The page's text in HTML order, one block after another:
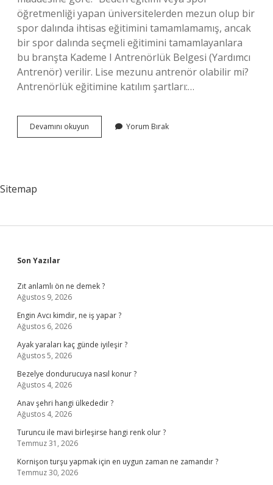
öğretmenliği yapan üniversitelerden mezun olup bir
spor dalında ihtisas eğitimini tamamlamamış, ancak
bir spor dalında seçmeli eğitimini tamamlayanlara
bu branşta Kademe I Antrenörlük Belgesi (Yardımcı
Antrenör) verilir. Lise mezunu antrenör olabilir mi?
Antrenörlük eğitimine katılım şartları:…
Devamını okuyun Antrenör
Olmak
Yorum Bırak
Sitemap
Sidebar
Son Yazılar
Zıt anlamlı ön ne demek ?
Ağustos 9, 2026
Engin Avcı kimdir, ne iş yapar ?
Ağustos 6, 2026
Ayak yaraları kaç günde iyileşir ?
Ağustos 5, 2026
Bezelye dondurucuya nasıl konur ?
Ağustos 4, 2026
Anav şehri hangi ülkededir ?
Ağustos 4, 2026
Turuncu ile mavi birleşirse hangi renk olur ?
Temmuz 31, 2026
Kornişon turşu yapmak için en uygun zaman ne zamandır ?
Temmuz 30, 2026